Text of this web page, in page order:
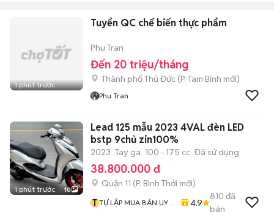
1 phút trước
Tuyển QC chế biến thực phẩm
Phu Tran
Đến 20 triệu/tháng
Thành phố Thủ Đức (P. Tam Bình mới)
Phu Tran
1 phút trước 10
Lead 125 mẫu 2023 4VAL đèn LED
bstp 9chủ zin100%
2023 Tay ga 100 - 175 cc Đã sử dụng
38.800.000 đ
Quận 11 (P. Bình Thới mới)
T TỰ LẬP MUA BÁN UY
4.9
810 đã
bán